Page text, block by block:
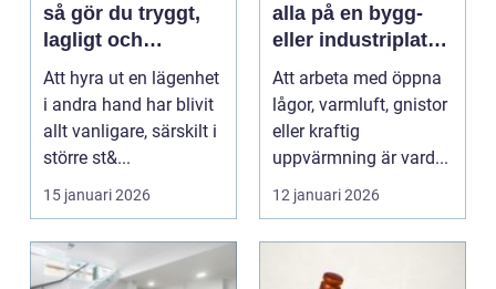
så gör du tryggt,
lagligt och
lönsamt
Att hyra ut en lägenhet
i andra hand har blivit
allt vanligare, särskilt i
större st&...
15 januari 2026
alla på en bygg-
eller industriplats
behöver veta
Att arbeta med öppna
lågor, varmluft, gnistor
eller kraftig
uppvärmning är vard...
12 januari 2026